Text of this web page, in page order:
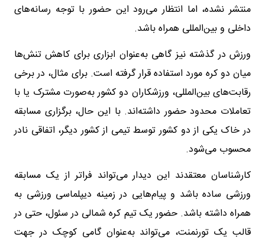
منتشر نشده، اما انتظار می‌رود این حضور با توجه رسانه‌های
داخلی و بین‌المللی همراه باشد.
ورزش در گذشته نیز گاهی به‌عنوان ابزاری برای کاهش تنش‌ها
میان دو کره مورد استفاده قرار گرفته است. برای مثال، در برخی
رقابت‌های بین‌المللی، ورزشکاران دو کشور به‌صورت مشترک یا با
تعاملات محدود حضور داشته‌اند. با این حال، برگزاری مسابقه
در خاک یکی از دو کشور توسط تیمی از کشور دیگر، اتفاقی نادر
محسوب می‌شود.
کارشناسان معتقدند این دیدار می‌تواند فراتر از یک مسابقه
ورزشی ساده باشد و پیام‌هایی در زمینه دیپلماسی ورزشی به
همراه داشته باشد. حضور یک تیم کره شمالی در سئول، حتی در
قالب یک تورنمنت، می‌تواند به‌عنوان گامی کوچک در جهت